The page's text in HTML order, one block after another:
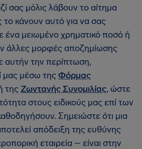
σας μόλις λάβουν το αίτημα
κάνουν αυτό για να σας
ένα μειωμένο χρηματικό ποσό ή
άλλες μορφές αποζημίωσης
αυτήν την περίπτωση,
μας μέσω τηςΦόρμας
τηςΖωντανής Συνομιλίας, ώστε
στους ειδικούς μας επί των
Σημειώστε ότι μια
απόδειξη της ευθύνης
εταιρεία – είναι στην